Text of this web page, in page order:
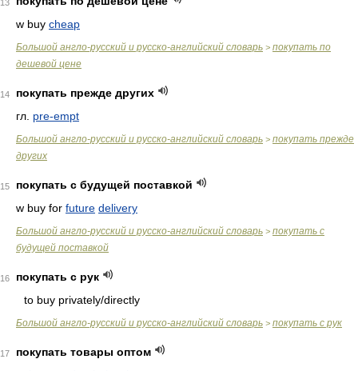
13
w buy cheap
Большой англо-русский и русско-английский словарь > покупать по
дешевой цене
14
покупать прежде других
гл. pre-empt
Большой англо-русский и русско-английский словарь > покупать прежде
других
15
покупать с будущей поставкой
w buy for future delivery
Большой англо-русский и русско-английский словарь > покупать с
будущей поставкой
16
покупать с рук
to buy privately/directly
Большой англо-русский и русско-английский словарь > покупать с рук
17
покупать товары оптом